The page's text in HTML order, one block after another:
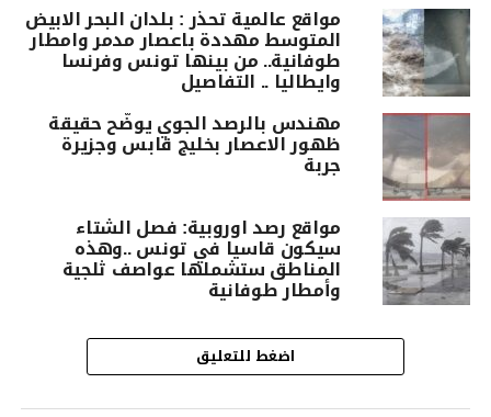
مواقع عالمية تحذر : بلدان البحر الابيض
المتوسط مهددة باعصار مدمر وامطار
طوفانية.. من بينها تونس وفرنسا
وايطاليا .. التفاصيل
مهندس بالرصد الجوي يوضّح حقيقة
ظهور الاعصار بخليج قابس وجزيرة
جربة
مواقع رصد اوروبية: فصل الشتاء
سيكون قاسيا في تونس ..وهذه
المناطق ستشملها عواصف ثلجية
وأمطار طوفانية
اضغط للتعليق